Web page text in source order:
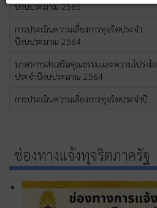
ปีงบประมาณ 2565
การประเมินความเสี่ยงการทุจริตประจำ
ปีงบประมาณ 2564
มาตรการส่งเสริมคุณธรรมและความโปร่งใส
ประจำปีงบประมาณ 2564
การประเมินความเสี่ยงการทุจริตประจำปี
ช่องทางแจ้งทุจริตภาครัฐ